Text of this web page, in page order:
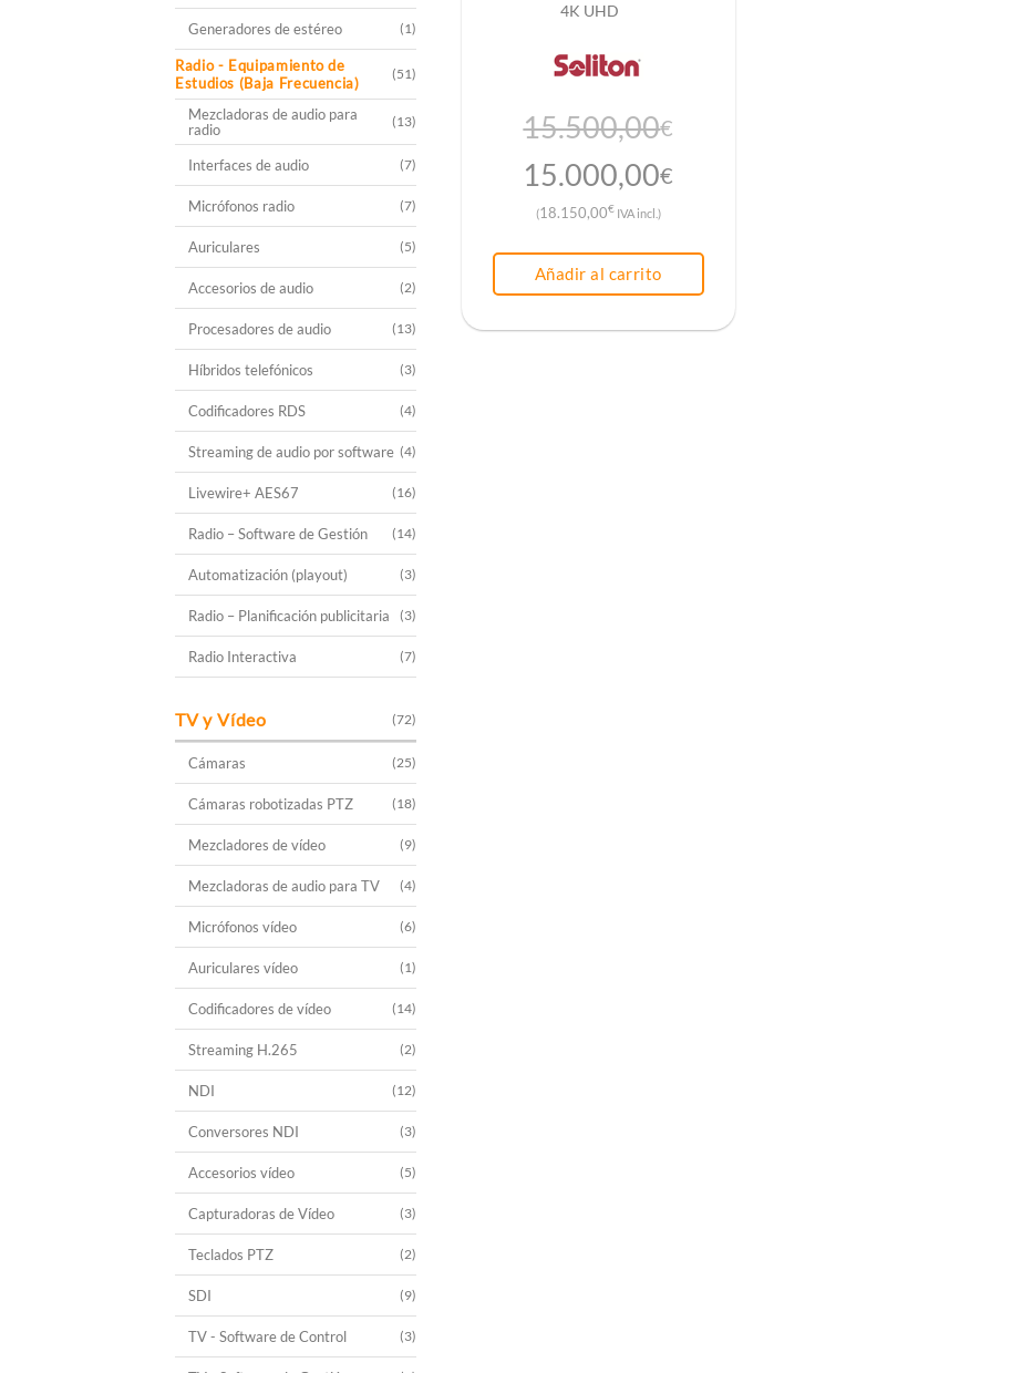
Generadores de estéreo (1)
Radio - Equipamiento de
Estudios (Baja Frecuencia)
(51)
Mezcladoras de audio para
radio
(13)
Interfaces de audio (7)
Micrófonos radio (7)
Auriculares (5)
Accesorios de audio (2)
Procesadores de audio (13)
Híbridos telefónicos (3)
Codificadores RDS (4)
Streaming de audio por software (4)
Livewire+ AES67 (16)
Radio – Software de Gestión (14)
Automatización (playout) (3)
Radio – Planificación publicitaria (3)
Radio Interactiva (7)
TV y Vídeo (72)
Cámaras (25)
Cámaras robotizadas PTZ (18)
Mezcladores de vídeo (9)
Mezcladoras de audio para TV (4)
Micrófonos vídeo (6)
Auriculares vídeo (1)
Codificadores de vídeo (14)
Streaming H.265 (2)
NDI (12)
Conversores NDI (3)
Accesorios vídeo (5)
Capturadoras de Vídeo (3)
Teclados PTZ (2)
SDI (9)
TV - Software de Control (3)
4K UHD
15.500,00€
El
original
era:
15.500,00€.
15.000,00€
es:
(18.150,00€IVA incl.)
Añadir al carrito